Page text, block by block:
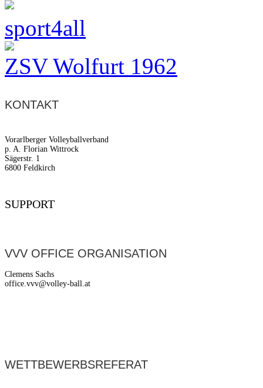
sport4all
ZSV Wolfurt 1962
KONTAKT
Vorarlberger Volleyballverband
p. A. Florian Wittrock
Sägerstr. 1
6800 Feldkirch
SUPPORT
VVV OFFICE ORGANISATION
Clemens Sachs
office.vvv@volley-ball.at
WETTBEWERBSREFERAT